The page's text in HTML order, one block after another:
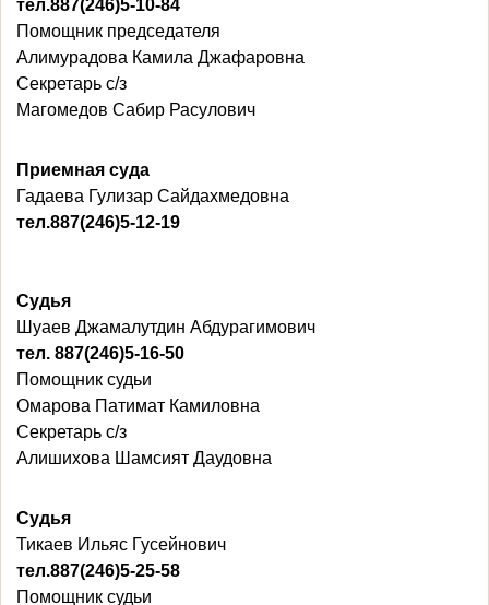
тел.887(246)5-10-84
Помощник председателя
Алимурадова Камила Джафаровна
Секретарь с/з
Магомедов Сабир Расулович
Приемная суда
Гадаева Гулизар Сайдахмедовна
тел.887(246)5-12-19
Судья
Шуаев Джамалутдин Абдурагимович
тел. 887(246)5-16-50
Помощник судьи
Омарова Патимат Камиловна
Секретарь с/з
Алишихова Шамсият Даудовна
Судья
Тикаев Ильяс Гусейнович
тел.887(246)5-25-58
Помощник судьи